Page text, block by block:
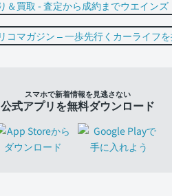
スマホで新着情報を見逃さない
公式アプリを無料ダウンロード